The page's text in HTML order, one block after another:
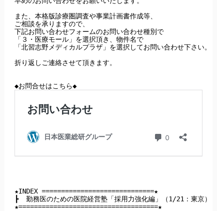
また、本格版診療圏調査や事業計画書作成等、
ご相談を承りますので、
下記お問い合わせフォームのお問い合わせ種別で
「３・医療モール」を選択頂き、物件名で
「北習志野メディカルプラザ」を選択してお問い合わせ下さい。
折り返しご連絡させて頂きます。
◆お問合せはこちら◆
★INDEX =============================★
┣  勤務医のための医院経営塾「採用力強化編」（1/21：東京）
★====================================★